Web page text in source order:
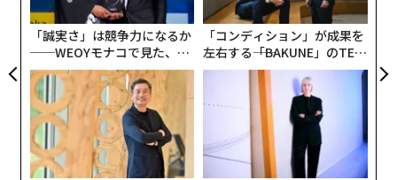
「誠実さ」は競争力になるか
──WEOYモナコで見た、く
ら寿司の経営哲学
「コンディション」が成果を
左右する――「BAKUNE」のTEN
TIALが支える「挑戦者の明